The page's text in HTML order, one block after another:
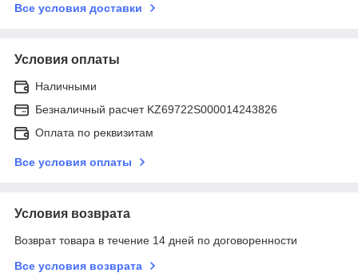
Все условия доставки
Условия оплаты
Наличными
Безналичный расчет KZ69722S000014243826
Оплата по реквизитам
Все условия оплаты
Условия возврата
Возврат товара в течение 14 дней по договоренности
Все условия возврата